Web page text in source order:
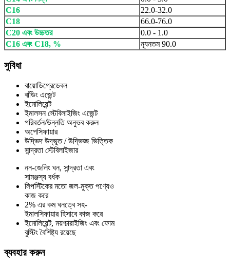
C16
22.0-32.0
C18
66.0-76.0
C20 এবং উচ্চতর
0.0 - 1.0
C16 এবং C18, %
ন্যূনতম 90.0
সুবিধা
বায়োডিগ্রেডেবল
বডিিং এজেন্ট
ইমোলিয়েন্ট
ইমালসন স্টেবিলাইজিং এজেন্ট
পরিবর্তন/উন্নতি অনুভব করুন
অপেসিফায়ার
উদ্ভিদ উদ্ভূত / উদ্ভিজ্জ ভিত্তিক
সান্দ্রতা স্টেবিলাইজার
নন-জেলিং ঘন, সান্দ্রতা এবং
সামঞ্জস্য বর্ধক
লিপস্টিকের মতো জল-মুক্ত পণ্যেও
কাজ করে
2% এর কম ঘনত্বে সহ-
ইমালসিফায়ার হিসাবে কাজ করে
ইমোলিয়েন্ট, ময়শ্চারাইজিং এবং ফোম
বুস্টিং বৈশিষ্ট্য রয়েছে
ব্যবহার করুন